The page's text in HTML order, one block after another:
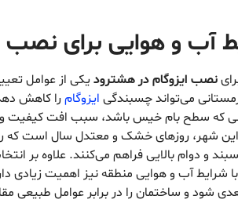
آب و هوایی برای نصب
نصب ایزوگام در هشترود یکی از عوامل
می‌تواند چسبندگی ایزوگامرا کاهش
زمانی که سطح بام خیس باشد، سبب افت
این شهر، روزهای خشک و معتدل سال است که
و دوام بالایی فراهم می‌کنند. علاوه بر
شرایط آب و هوایی منطقه نیز اهمیت زیادی
شود و ساختمان را در برابر عوامل طبیعی